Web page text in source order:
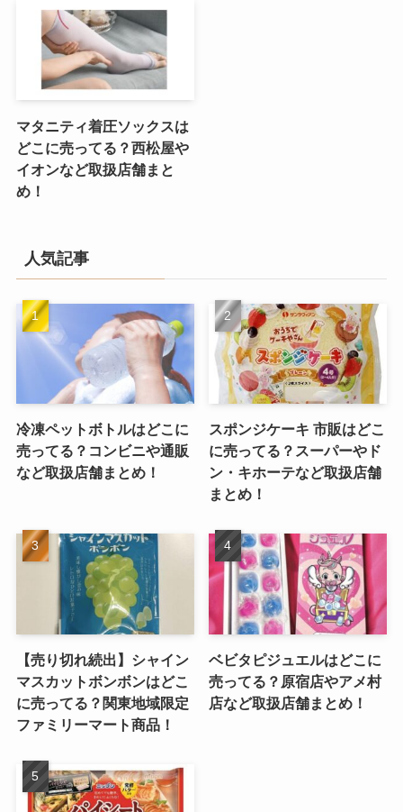
マタニティ着圧ソックスは
どこに売ってる？西松屋や
イオンなど取扱店舗まと
め！
人気記事
冷凍ペットボトルはどこに
売ってる？コンビニや通販
など取扱店舗まとめ！
スポンジケーキ 市販はどこ
に売ってる？スーパーやド
ン・キホーテなど取扱店舗
まとめ！
【売り切れ続出】シャイン
マスカットボンボンはどこ
に売ってる？関東地域限定
ファミリーマート商品！
ベビタピジュエルはどこに
売ってる？原宿店やアメ村
店など取扱店舗まとめ！